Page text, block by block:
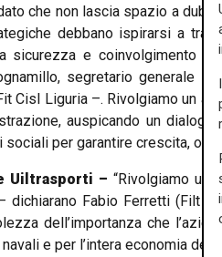
che non lascia spazio a
debbano ispirarsi a
sicurezza e coinvolgimento
segretario generale
Cisl Liguria –. Rivolgiamo un
auspicando un
sociali per garantire crescita,
Uiltrasporti – “Rivolgiamo un
dichiarano Fabio Ferretti (Filt
dell’importanza che
e per l’intera economia della